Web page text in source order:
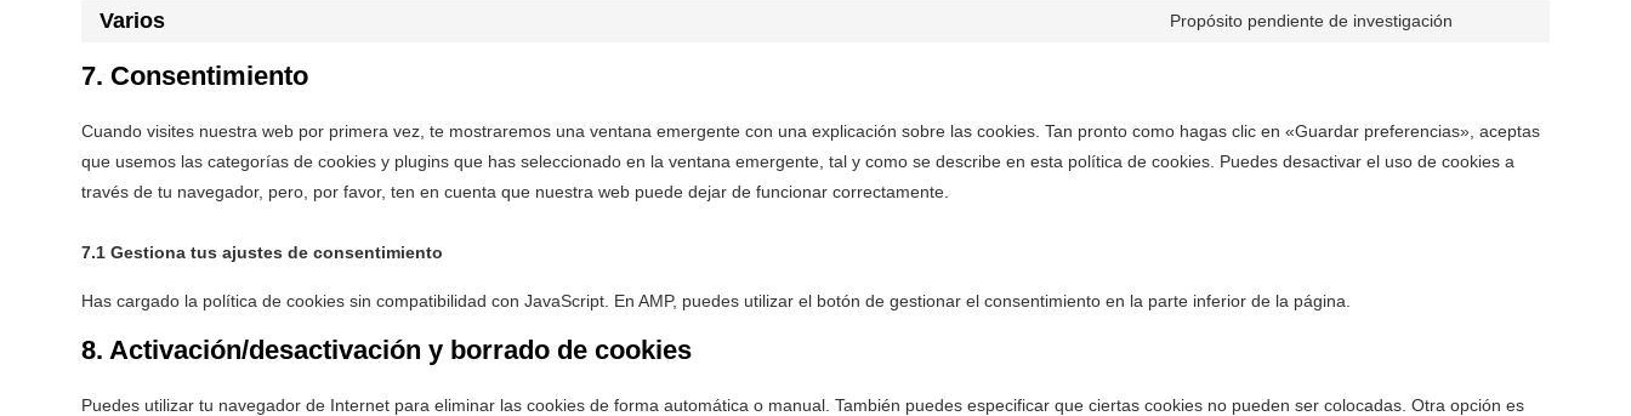
Varios Propósito pendiente de investigación
7. Consentimiento
Cuando visites nuestra web por primera vez, te mostraremos una ventana emergente con una explicación sobre las cookies. Tan pronto como hagas clic en «Guardar preferencias», aceptas
que usemos las categorías de cookies y plugins que has seleccionado en la ventana emergente, tal y como se describe en esta política de cookies. Puedes desactivar el uso de cookies a
través de tu navegador, pero, por favor, ten en cuenta que nuestra web puede dejar de funcionar correctamente.
7.1 Gestiona tus ajustes de consentimiento
Has cargado la política de cookies sin compatibilidad con JavaScript. En AMP, puedes utilizar el botón de gestionar el consentimiento en la parte inferior de la página.
8. Activación/desactivación y borrado de cookies
Puedes utilizar tu navegador de Internet para eliminar las cookies de forma automática o manual. También puedes especificar que ciertas cookies no pueden ser colocadas. Otra opción es